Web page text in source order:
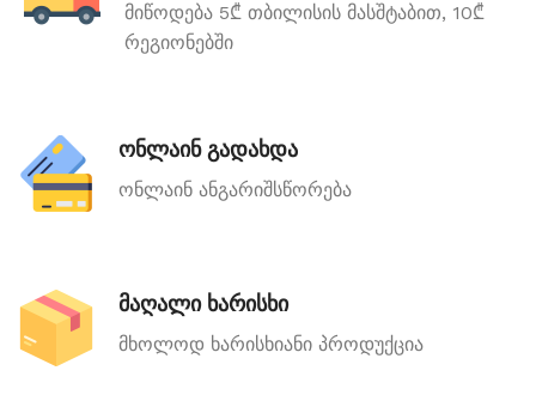
მიწოდება 5₾ თბილისის მასშტაბით, 10₾
რეგიონებში
ონლაინ გადახდა
ონლაინ ანგარიშსწორება
მაღალი ხარისხი
მხოლოდ ხარისხიანი პროდუქცია